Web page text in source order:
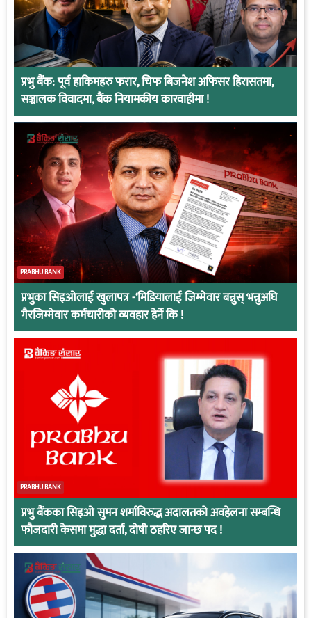
प्रभु बैंक: पूर्व हाकिमहरु फरार, चिफ बिजनेश अफिसर हिरासतमा,
सञ्चालक विवादमा, बैंक नियामकीय कारवाहीमा !
PRABHU BANK
प्रभुका सिइओलाई खुलापत्र -‘मिडियालाई जिम्मेवार बन्नुस् भन्नुअघि
गैरजिम्मेवार कर्मचारीको व्यवहार हेर्ने कि !
PRABHU BANK
प्रभु बैंकका सिइओ सुमन शर्माविरुद्ध अदालतको अवहेलना सम्बन्धि
फौजदारी केसमा मुद्धा दर्ता, दोषी ठहरिए जान्छ पद !